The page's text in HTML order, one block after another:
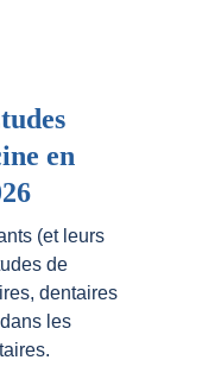
(et leurs
de
dentaires
les
en